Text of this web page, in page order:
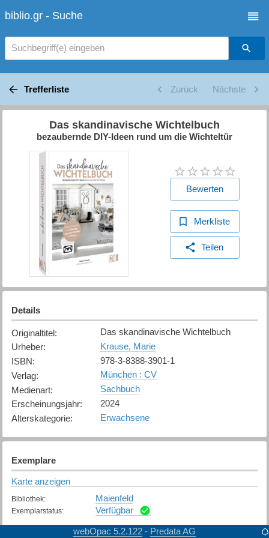
biblio.gr - Suche
Suchbegriff(e) eingeben
Trefferliste Zurück Nächste
Das skandinavische Wichtelbuch
bezaubernde DIY-Ideen rund um die Wichteltür
Bewerten
Merkliste
Teilen
Details
Originaltitel:
Das skandinavische Wichtelbuch
Urheber:
Krause, Marie
ISBN:
978-3-8388-3901-1
Verlag:
München : CV
Medienart:
Sachbuch
Erscheinungsjahr:
2024
Alterskategorie: Erwachsene
Exemplare
Karte anzeigen
Bibliothek: Maienfeld
Exemplarstatus: Verfügbar
webOpac 5.2.122 - Predata AG